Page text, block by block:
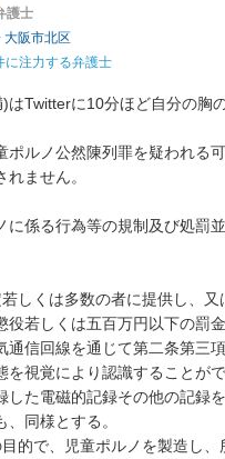
護士
大阪市北区
に注力する弁護士
はTwitterに10分ほど自分の胸
ポルノ公然陳列罪を疑われる
ません。
に係る行為等の規制及び処罰
しくは多数の者に提供し、又
役若しくは五百万円以下の罰
通信回線を通じて第二条第三
を視覚により認識することが
した電磁的記録その他の記録
同様とする。
的で、児童ポルノを製造し、